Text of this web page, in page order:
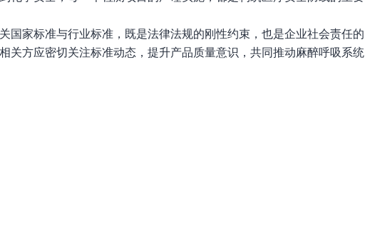
国家标准与行业标准，既是法律法规的刚性约束，也是企业社会责任的
关方应密切关注标准动态，提升产品质量意识，共同推动麻醉呼吸系统